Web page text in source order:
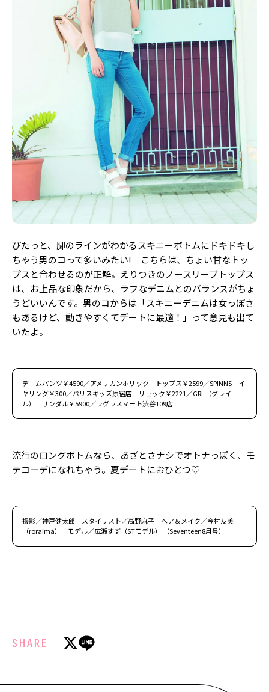
ぴたっと、脚のラインがわかるスキニーボトムにドキドキし
ちゃう男のコって多いみたい! こちらは、ちょい甘なトッ
プスと合わせるのが正解。えりつきのノースリーブトップス
は、お上品な印象だから、ラフなデニムとのバランスがちょ
うどいいんです。男のコからは「スキニーデニムは女っぽさ
もあるけど、動きやすくてデートに最適！」って意見も出て
いたよ。
デニムパンツ￥4590／アメリカンホリック トップス￥2599／SPINNS イ
ヤリング￥300／パリスキッズ原宿店 リュック￥2221／GRL（グレイ
ル） サンダル￥5900／ラグラスマート渋谷109店
流行のロングボトムなら、あざとさナシでオトナっぽく、モ
テコーデになれちゃう。夏デートにおひとつ♡
撮影／神戸健太郎 スタイリスト／高野麻子 ヘア＆メイク／今村友美
（roraima） モデル／広瀬すず（STモデル） （Seventeen8月号）
SHARE